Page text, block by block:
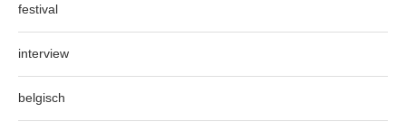
festival
interview
belgisch